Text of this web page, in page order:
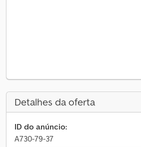
Detalhes da oferta
ID do anúncio:
A730-79-37